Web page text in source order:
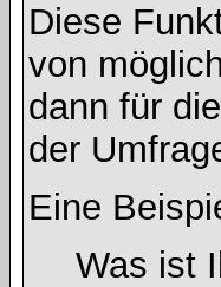
Diese
von
dann für
der
Eine
Was ist